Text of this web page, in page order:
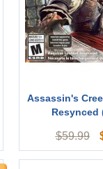
Assassin's
Resynced
$59.99